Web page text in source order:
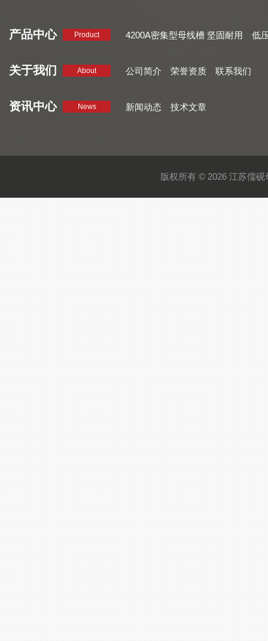
产品中心 Product 4200A密集型母线槽 坚固耐用
低
关于我们 About 公司简介 荣誉资质 联系我们
资讯中心 News 新闻动态 技术文章
版权所有 © 2026 江苏儒